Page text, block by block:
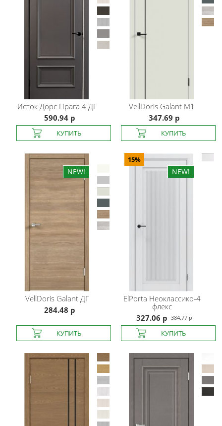
Исток Дорс Прага 4 ДГ
590.94 р
VellDoris Galant M1
347.69 р
VellDoris Galant ДГ
284.48 р
15%
ElPorta Неоклассико-4
флекс
327.06 р 384.77 р